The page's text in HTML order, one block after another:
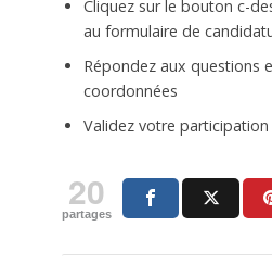
Cliquez sur le bouton c-
au formulaire de
Répondez aux questions
coordonnées
Validez votre participation
20
partages